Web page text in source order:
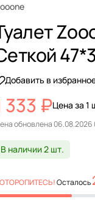
Добавить в
333 ₽Цена за 1
обновлена
В наличии 2 шт.
Осталось